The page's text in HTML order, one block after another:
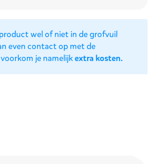
wel of niet in de grofvuil
even contact op met de
je namelijkextra kosten.